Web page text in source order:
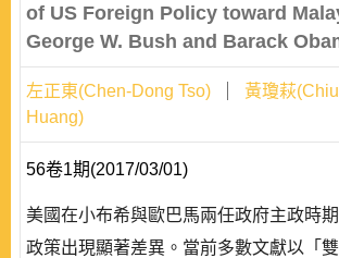
of US Foreign Policy toward
George W. Bush and Barack
左正東(Chen-Dong Tso)
黃瓊萩
Huang)
56卷1期(2017/03/01)
美國在小布希與歐巴馬兩任政府主政時
政策出現顯著差異。當前多數文獻以「